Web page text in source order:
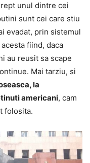
unul dintre cei
sunt cei care stiu
evadat, prin sistemul
fiind, daca
au reusit sa scape
Mai tarziu, si
la
americani, cam
folosita.